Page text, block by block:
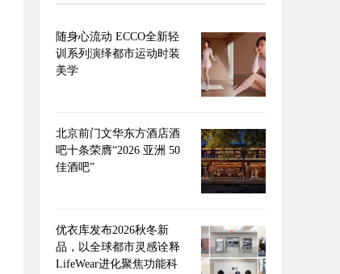
随身心流动 ECCO全新轻
训系列演绎都市运动时装
美学
北京前门文华东方酒店酒
吧十条荣膺“2026 亚洲 50
佳酒吧”
优衣库发布2026秋冬新
品，以全球都市灵感诠释
LifeWear进化聚焦功能科